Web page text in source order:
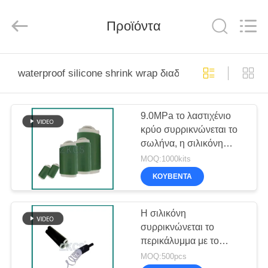
ΠΡΟΪΌΝΤΑ
ΒΊΝΤΕΟ
ΕΜΆΣ
ΞΕΝΆΓΗΣΗ
한국
Việt
συρρικνώνεται
Copyright
Προϊόντα
waterproof silicone shrink wrap διαδικτυακή κατασκευή
9.0MPa το λαστιχένιο
κρύο συρρικνώνεται το
σωλήνα, η σιλικόνη
απόδειξης νερού
συρρικνώνεται το
περικάλυμμα
MOQ:1000kits
ΚΟΥΒΈΝΤΑ
Η σιλικόνη
συρρικνώνεται το
περικάλυμμα με το
μετακινούμενο
MOQ:500pcs